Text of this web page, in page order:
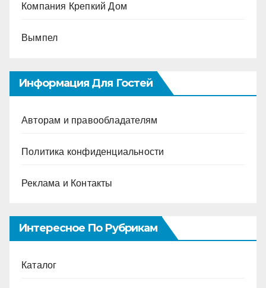
Компания Крепкий Дом
Вымпел
Информация Для Гостей
Авторам и правообладателям
Политика конфиденциальности
Реклама и Контакты
Интересное По Рубрикам
Каталог